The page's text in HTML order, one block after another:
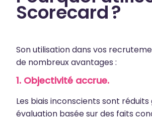
Scorecard ?
Son utilisation dans vos
de nombreux avantages :
1. Objectivité accrue.
Les biais inconscients sont
évaluation basée sur des faits